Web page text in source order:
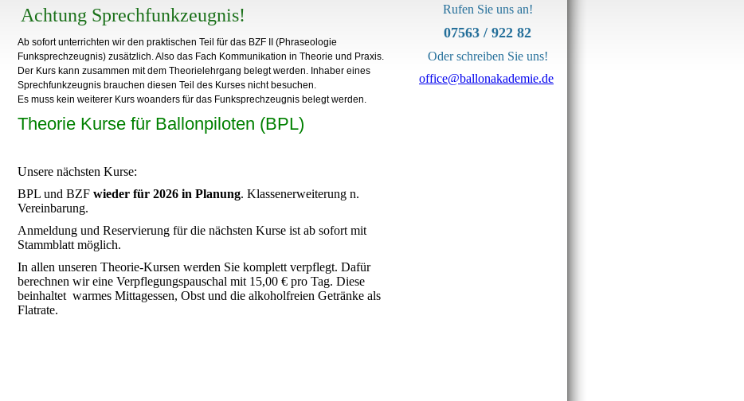
Achtung Sprechfunkzeugnis!
Ab sofort unterrichten wir den praktischen Teil für das BZF II (Phraseologie
Funksprechzeugnis) zusätzlich. Also das Fach Kommunikation in Theorie und Praxis.
Der Kurs kann zusammen mit dem Theorielehrgang belegt werden. Inhaber eines
Sprechfunkzeugnis brauchen diesen Teil des Kurses nicht besuchen.
Es muss kein weiterer Kurs woanders für das Funksprechzeugnis belegt werden.
Theorie Kurse für Ballonpiloten (BPL)
Unsere nächsten Kurse:
BPL und BZF wieder für 2026 in Planung. Klassenerweiterung n.
Vereinbarung.
Anmeldung und Reservierung für die nächsten Kurse ist ab sofort mit
Stammblatt möglich.
In allen unseren Theorie-Kursen werden Sie komplett verpflegt. Dafür
berechnen wir eine Verpflegungspauschal mit 15,00 € pro Tag. Diese
beinhaltet warmes Mittagessen, Obst und die alkoholfreien Getränke als
Flatrate.
Rufen Sie uns an!
07563 / 922 82
Oder schreiben Sie uns!
office@ballonakademie.de